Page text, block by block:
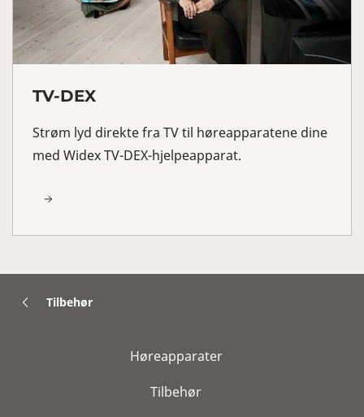
TV-DEX
Strøm lyd direkte fra TV til høreapparatene dine
med Widex TV-DEX-hjelpeapparat.
Tilbehør
Høreapparater
Tilbehør